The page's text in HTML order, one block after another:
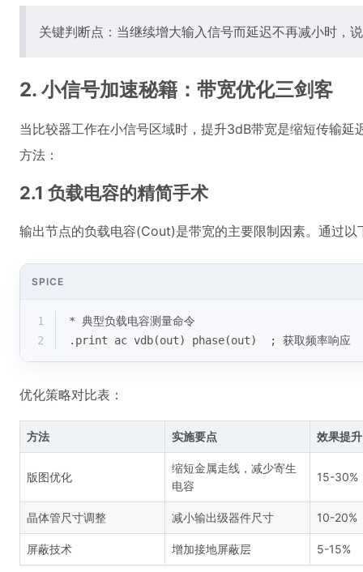
关键判断点：当继续增大输入信号而延迟不再减小时，
2. 小信号加速秘籍：带宽优化三剑客
当比较器工作在小信号区域时，提升3dB带宽是缩短传输
方法：
2.1 负载电容的精简手术
输出节点的负载电容(Cout)是带宽的主要限制因素。通过以
SPICE
1
* 典型负载电容测量命令
2
.print ac vdb(out) phase(out)  ; 获取频率响应
优化策略对比表：
方法 实施要点 效果提升
版图优化
缩短金属走线，减少寄生
电容
15-30%
晶体管尺寸调整 减小输出级器件尺寸 10-20%
屏蔽技术 增加接地屏蔽层 5-15%